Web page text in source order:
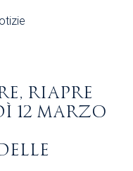
RIAPRE
12 MARZO